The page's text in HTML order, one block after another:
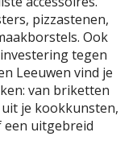
pizzastenen,
Ook
tegen
Leeuwen vind je
van briketten
je kookkunsten,
een uitgebreid